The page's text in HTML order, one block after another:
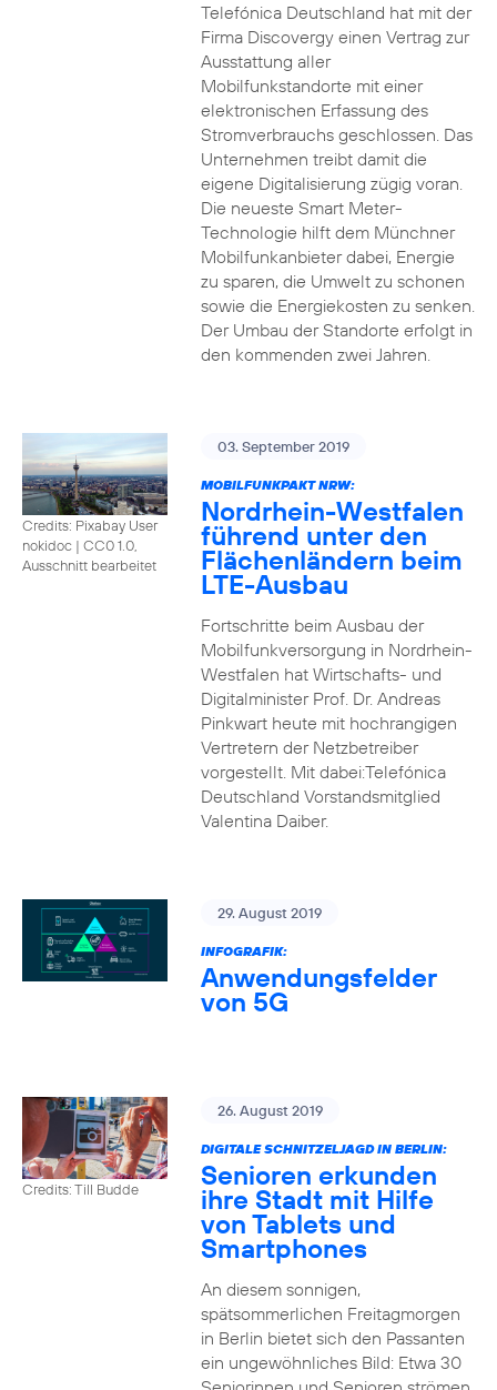
Telefónica Deutschland hat mit der
Firma Discovergy einen Vertrag zur
Ausstattung aller
Mobilfunkstandorte mit einer
elektronischen Erfassung des
Stromverbrauchs geschlossen. Das
Unternehmen treibt damit die
eigene Digitalisierung zügig voran.
Die neueste Smart Meter-
Technologie hilft dem Münchner
Mobilfunkanbieter dabei, Energie
zu sparen, die Umwelt zu schonen
sowie die Energiekosten zu senken.
Der Umbau der Standorte erfolgt in
den kommenden zwei Jahren.
Credits: Pixabay User
nokidoc | CC0 1.0,
Ausschnitt bearbeitet
03. September 2019
MOBILFUNKPAKT NRW:
Nordrhein-Westfalen
führend unter den
Flächenländern beim
LTE-Ausbau
Fortschritte beim Ausbau der
Mobilfunkversorgung in Nordrhein-
Westfalen hat Wirtschafts- und
Digitalminister Prof. Dr. Andreas
Pinkwart heute mit hochrangigen
Vertretern der Netzbetreiber
vorgestellt. Mit dabei:Telefónica
Deutschland Vorstandsmitglied
Valentina Daiber.
29. August 2019
INFOGRAFIK:
Anwendungsfelder
von 5G
Credits: Till Budde
26. August 2019
DIGITALE SCHNITZELJAGD IN BERLIN:
Senioren erkunden
ihre Stadt mit Hilfe
von Tablets und
Smartphones
An diesem sonnigen,
spätsommerlichen Freitagmorgen
in Berlin bietet sich den Passanten
ein ungewöhnliches Bild: Etwa 30